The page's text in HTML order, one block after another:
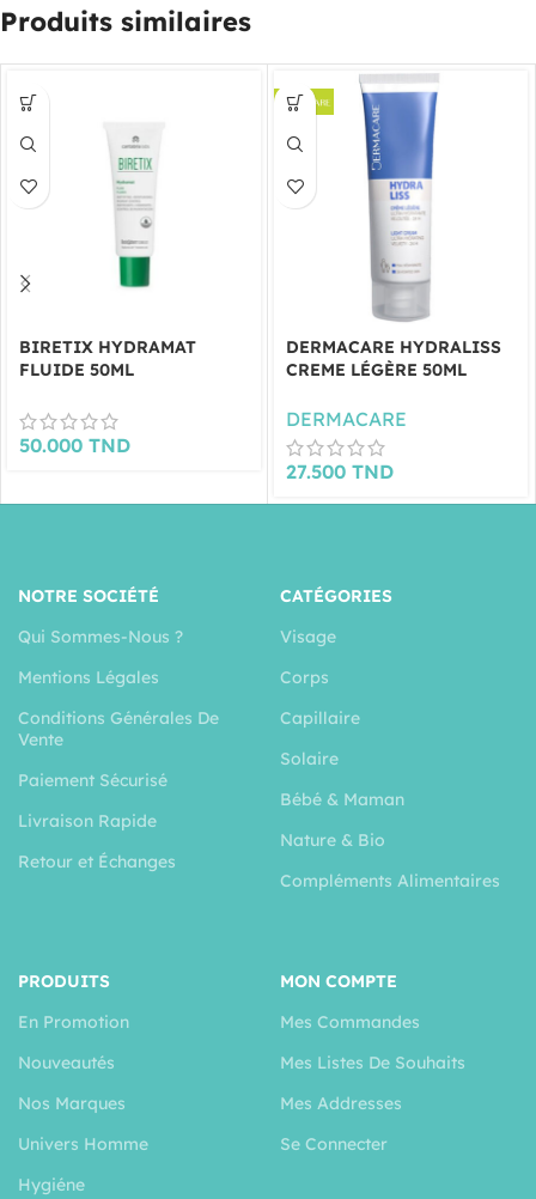
Produits similaires
BIRETIX HYDRAMAT
FLUIDE 50ML
50.000 TND
DERMACARE HYDRALISS
CREME LÉGÈRE 50ML
DERMACARE
27.500 TND
NOTRE SOCIÉTÉ
Qui Sommes-Nous ?
Mentions Légales
Conditions Générales De
Vente
Paiement Sécurisé
Livraison Rapide
Retour et Échanges
CATÉGORIES
Visage
Corps
Capillaire
Solaire
Bébé & Maman
Nature & Bio
Compléments Alimentaires
PRODUITS
En Promotion
Nouveautés
Nos Marques
Univers Homme
Hygiéne
MON COMPTE
Mes Commandes
Mes Listes De Souhaits
Mes Addresses
Se Connecter